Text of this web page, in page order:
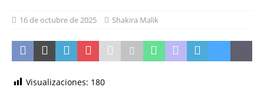
16 de octubre de 2025 Shakira Malik
Visualizaciones: 180